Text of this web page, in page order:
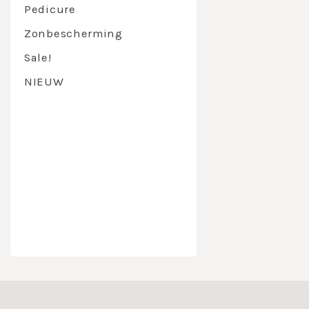
Pedicure
Zonbescherming
Sale!
NIEUW